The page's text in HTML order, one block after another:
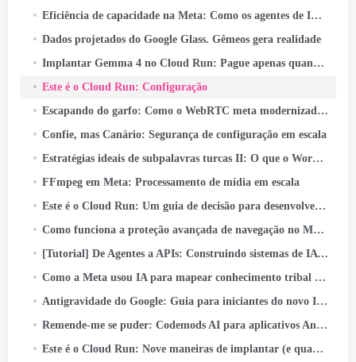
Eficiência de capacidade na Meta: Como os agentes de IA unificados otimizam o desempenho em hiperescala
Dados projetados do Google Glass. Gêmeos gera realidade
Implantar Gemma 4 no Cloud Run: Pague apenas quando realmente usar
Este é o Cloud Run: Configuração
Escapando do garfo: Como o WebRTC meta modernizado 50+ Casos de uso
Confie, mas Canário: Segurança de configuração em escala
Estratégias ideais de subpalavras turcas II: O que o WordPiece aprende com a morfologia turca
FFmpeg em Meta: Processamento de mídia em escala
Este é o Cloud Run: Um guia de decisão para desenvolvedores
Como funciona a proteção avançada de navegação no Messenger
[Tutorial] De Agentes a APIs: Construindo sistemas de IA prontos para produção com o Google ADK & API rápida
Como a Meta usou IA para mapear conhecimento tribal em pipelines de dados em grande escala
Antigravidade do Google: Guia para iniciantes do novo IDE Agentic (Passo a passo + Caso de uso real)
Remende-me se puder: Codemods AI para aplicativos Android seguros por padrão
Este é o Cloud Run: Nove maneiras de implantar (e quando usar cada um)